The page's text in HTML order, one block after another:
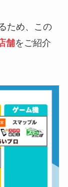
ため、この
舗をご紹介